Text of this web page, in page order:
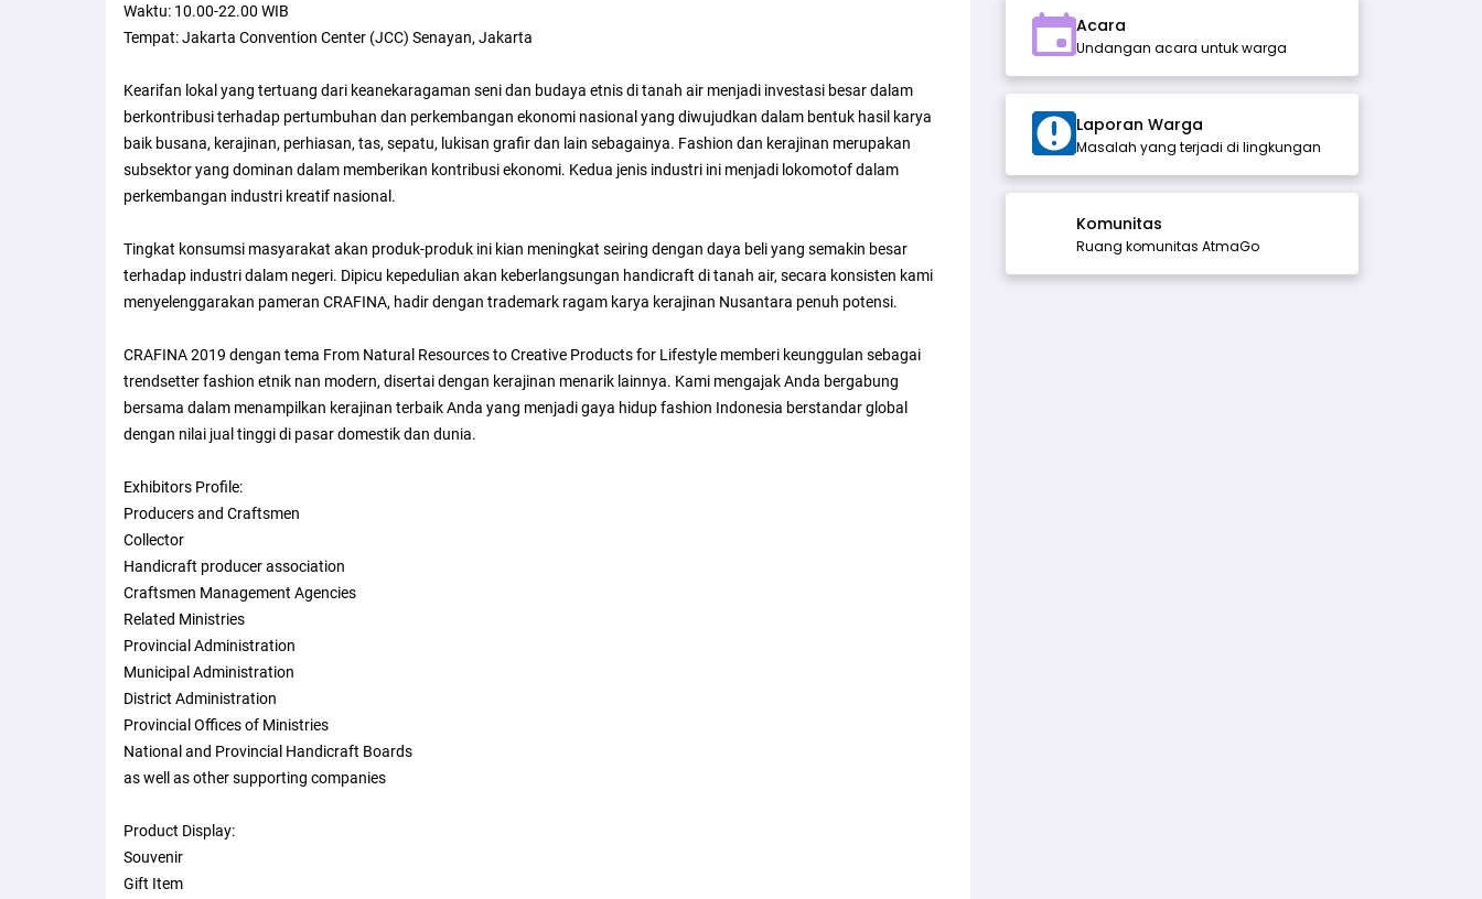
Waktu: 10.00-22.00 WIB
Tempat: Jakarta Convention Center (JCC) Senayan, Jakarta
Kearifan lokal yang tertuang dari keanekaragaman seni dan budaya etnis di tanah air menjadi investasi besar dalam
berkontribusi terhadap pertumbuhan dan perkembangan ekonomi nasional yang diwujudkan dalam bentuk hasil karya
baik busana, kerajinan, perhiasan, tas, sepatu, lukisan grafir dan lain sebagainya. Fashion dan kerajinan merupakan
subsektor yang dominan dalam memberikan kontribusi ekonomi. Kedua jenis industri ini menjadi lokomotof dalam
perkembangan industri kreatif nasional.
Tingkat konsumsi masyarakat akan produk-produk ini kian meningkat seiring dengan daya beli yang semakin besar
terhadap industri dalam negeri. Dipicu kepedulian akan keberlangsungan handicraft di tanah air, secara konsisten kami
menyelenggarakan pameran CRAFINA, hadir dengan trademark ragam karya kerajinan Nusantara penuh potensi.
CRAFINA 2019 dengan tema From Natural Resources to Creative Products for Lifestyle memberi keunggulan sebagai
trendsetter fashion etnik nan modern, disertai dengan kerajinan menarik lainnya. Kami mengajak Anda bergabung
bersama dalam menampilkan kerajinan terbaik Anda yang menjadi gaya hidup fashion Indonesia berstandar global
dengan nilai jual tinggi di pasar domestik dan dunia.
Exhibitors Profile:
Producers and Craftsmen
Collector
Handicraft producer association
Craftsmen Management Agencies
Related Ministries
Provincial Administration
Municipal Administration
District Administration
Provincial Offices of Ministries
National and Provincial Handicraft Boards
as well as other supporting companies
Product Display:
Souvenir
Gift Item
Acara
Undangan acara untuk warga
Laporan Warga
Masalah yang terjadi di lingkungan
Komunitas
Ruang komunitas AtmaGo